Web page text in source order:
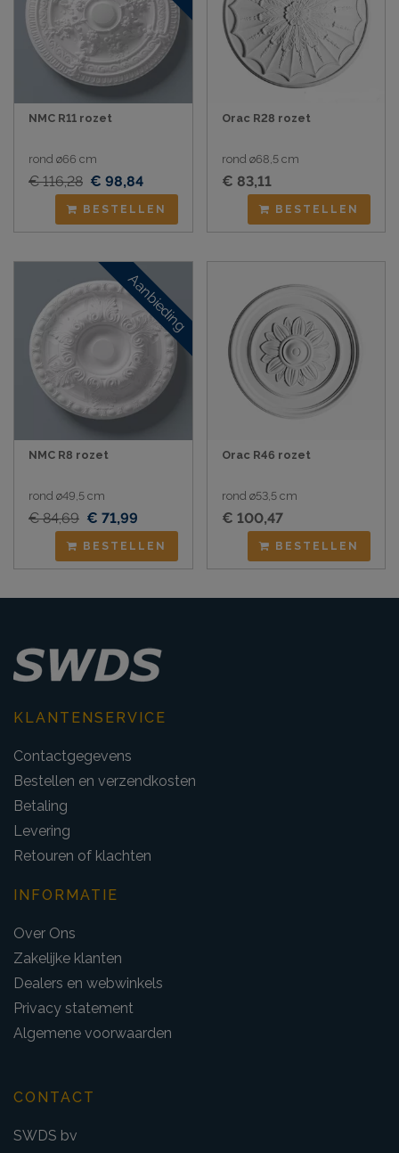
NMC R11 rozet
rond ø66 cm
€ 116,28 € 98,84
BESTELLEN
Orac R28 rozet
rond ø68,5 cm
€ 83,11
BESTELLEN
Aanbieding
NMC R8 rozet
rond ø49,5 cm
€ 84,69 € 71,99
BESTELLEN
Orac R46 rozet
rond ø53,5 cm
€ 100,47
BESTELLEN
KLANTENSERVICE
Contactgegevens
Bestellen en verzendkosten
Betaling
Levering
Retouren of klachten
INFORMATIE
Over Ons
Zakelijke klanten
Dealers en webwinkels
Privacy statement
Algemene voorwaarden
CONTACT
SWDS bv